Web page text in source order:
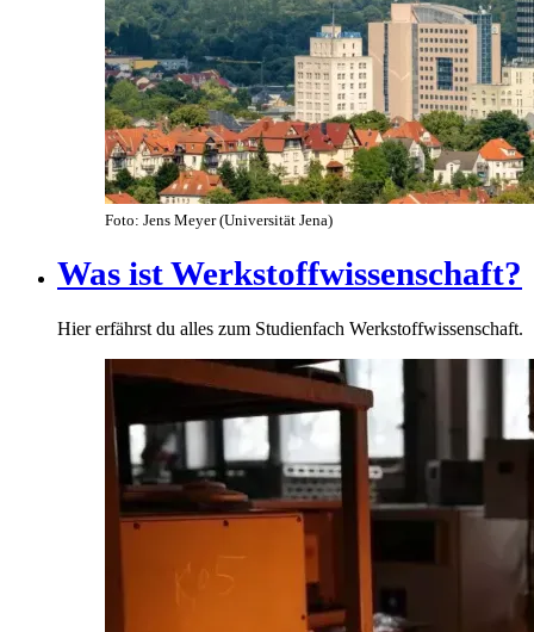
Foto: Jens Meyer (Universität Jena)
Was ist Werkstoffwissenschaft?
Hier erfährst du alles zum Studienfach Werkstoffwissenschaft.